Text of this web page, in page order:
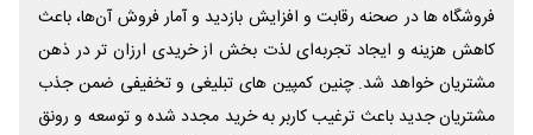
فروشگاه ها در صحنه رقابت و افزایش بازدید و آمار فروش آن‌ها، باعث
کاهش هزینه و ایجاد تجربه‌ای لذت بخش از خریدی ارزان تر در ذهن
مشتریان خواهد شد. چنین کمپین های تبلیغی و تخفیفی ضمن جذب
مشتریان جدید باعث ترغیب کاربر به خرید مجدد شده و توسعه و رونق